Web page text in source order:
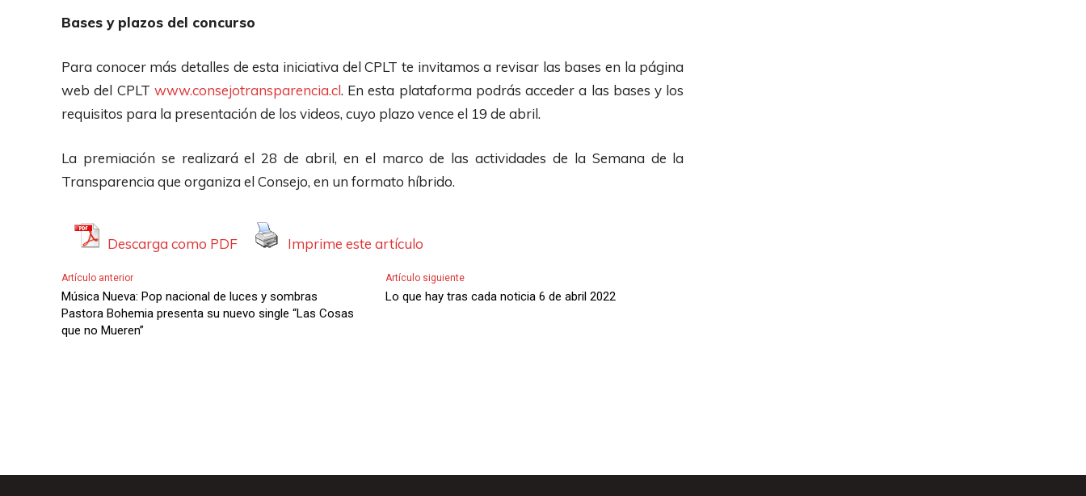
Bases y plazos del concurso
Para conocer más detalles de esta iniciativa del CPLT te invitamos a revisar las bases en la página
web del CPLT www.consejotransparencia.cl. En esta plataforma podrás acceder a las bases y los
requisitos para la presentación de los videos, cuyo plazo vence el 19 de abril.
La premiación se realizará el 28 de abril, en el marco de las actividades de la Semana de la
Transparencia que organiza el Consejo, en un formato híbrido.
Descarga como PDF Imprime este artículo
Artículo anterior
Música Nueva: Pop nacional de luces y sombras
Pastora Bohemia presenta su nuevo single “Las Cosas
que no Mueren”
Artículo siguiente
Lo que hay tras cada noticia 6 de abril 2022